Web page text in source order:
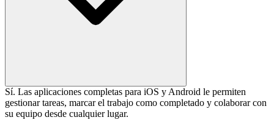
Sí. Las aplicaciones completas para iOS y Android le permiten
gestionar tareas, marcar el trabajo como completado y colaborar con
su equipo desde cualquier lugar.